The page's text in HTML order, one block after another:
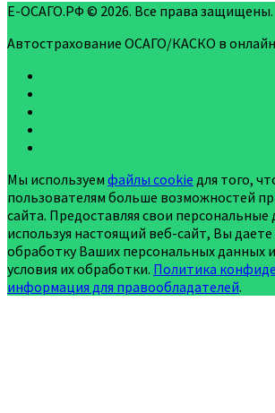
Е-ОСАГО.РФ © 2026. Все права защищены.
Автострахование ОСАГО/КАСКО в
Мы используем файлы cookie для того,
пользователям больше возможностей
сайта. Предоставляя свои персональные
используя настоящий веб-сайт, Вы даете
обработку Ваших персональных данных
условия их обработки. Политика
информация для правообладателей.